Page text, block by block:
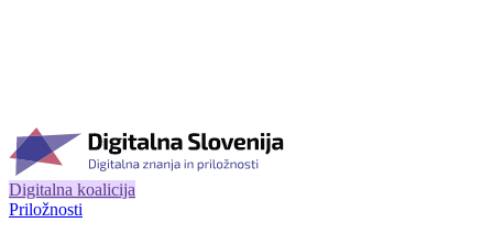
Digitalna koalicija
Priložnosti